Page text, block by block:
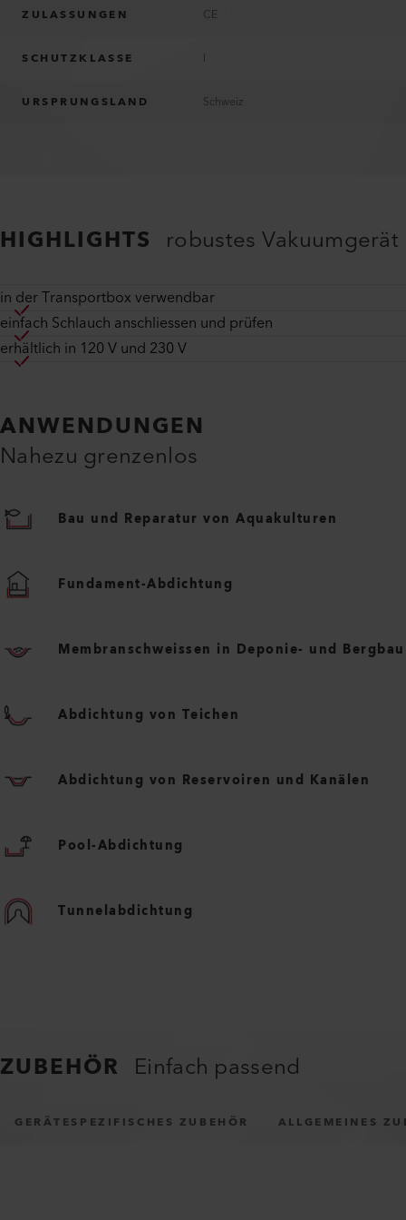
ZULASSUNGEN CE
SCHUTZKLASSE I
URSPRUNGSLAND Schweiz
HIGHLIGHTS robustes Vakuumgerät
in der Transportbox verwendbar
einfach Schlauch anschliessen und prüfen
erhältlich in 120 V und 230 V
ANWENDUNGEN
Nahezu grenzenlos
Bau und Reparatur von Aquakulturen
Fundament-Abdichtung
Membranschweissen in Deponie- und Bergbau
Abdichtung von Teichen
Abdichtung von Reservoiren und Kanälen
Pool-Abdichtung
Tunnelabdichtung
ZUBEHÖR Einfach passend
GERÄTESPEZIFISCHES ZUBEHÖR ALLGEMEINES